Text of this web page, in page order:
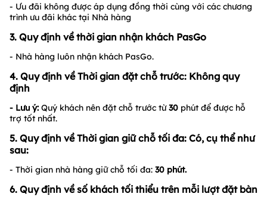
- Ưu đãi không được áp dụng đồng thời cùng với các chương
trình ưu đãi khác tại Nhà hàng
3. Quy định về thời gian nhận khách PasGo
- Nhà hàng luôn nhận khách PasGo.
4. Quy định về Thời gian đặt chỗ trước: Không quy
định
- Lưu ý: Quý khách nên đặt chỗ trước từ30 phút để được hỗ
trợ tốt nhất.
5. Quy định về Thời gian giữ chỗ tối đa: Có, cụ thể như
sau:
- Thời gian nhà hàng giữ chỗ tối đa: 30 phút.
6. Quy định về số khách tối thiểu trên mỗi lượt đặt bàn